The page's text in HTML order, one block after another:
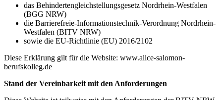
das Behindertengleichstellungsgesetz Nordrhein-Westfalen
(BGG NRW)
die Barrierefreie-Informationstechnik-Verordnung Nordrhein-
Westfalen (BITV NRW)
sowie die EU-Richtlinie (EU) 2016/2102
Diese Erklärung gilt für die Website: www.alice-salomon-
berufskolleg.de
Stand der Vereinbarkeit mit den Anforderungen